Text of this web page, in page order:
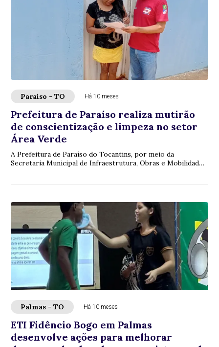
Paraíso - TO Há 10 meses
Prefeitura de Paraíso realiza mutirão
de conscientização e limpeza no setor
Área Verde
A Prefeitura de Paraíso do Tocantins, por meio da
Secretaria Municipal de Infraestrutura, Obras e Mobilidade
Palmas - TO Há 10 meses
ETI Fidêncio Bogo em Palmas
desenvolve ações para melhorar